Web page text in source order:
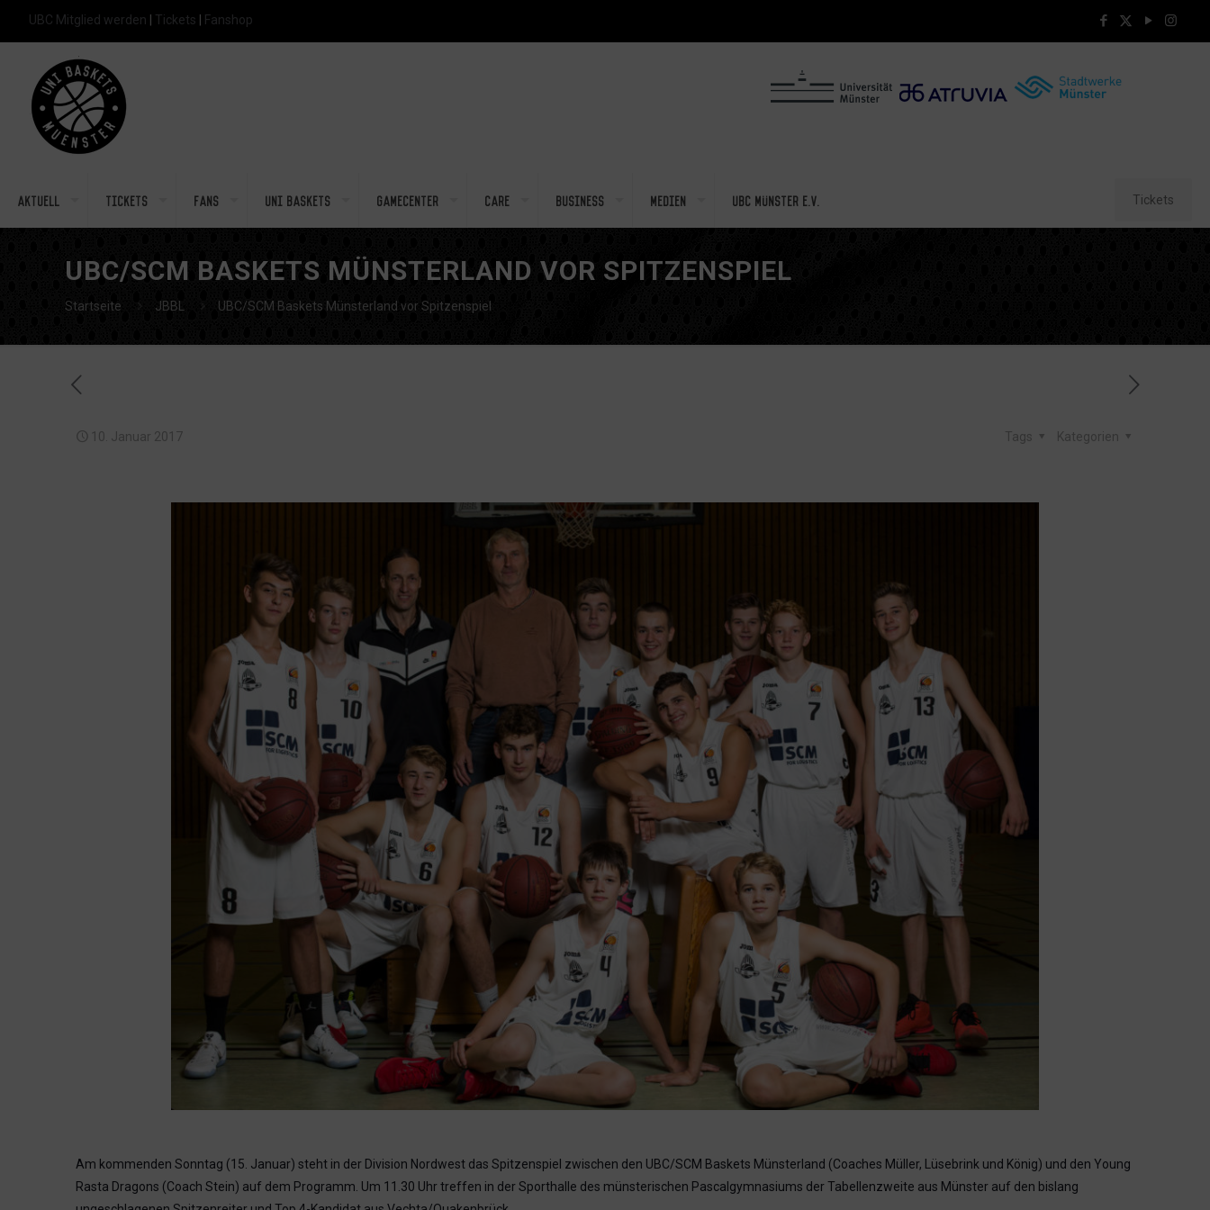
UBC Mitglied werden Tickets Fanshop
Aktuell Tickets Fans Uni Baskets Gamecenter Care Business Medien UBC Münster e.V. Tickets
UBC/SCM BASKETS MÜNSTERLAND VOR SPITZENSPIEL
Startseite JBBL UBC/SCM Baskets Münsterland vor Spitzenspiel
10. Januar 2017 Kategorien
Tags
Am kommenden Sonntag (15. Januar) steht in der Division Nordwest das Spitzenspiel zwischen den UBC/SCM Baskets Münsterland (Coaches Müller, Lüsebrink und König) und den Young
Rasta Dragons (Coach Stein) auf dem Programm. Um 11.30 Uhr treffen in der Sporthalle des münsterischen Pascalgymnasiums der Tabellenzweite aus Münster auf den bislang